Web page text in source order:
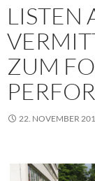
LISTEN
ZUM
22. NOVEMBER